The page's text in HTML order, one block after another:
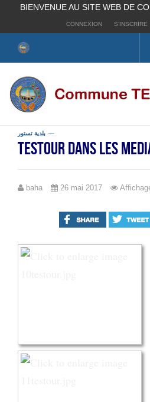
BIENVENUE AU SITE WEB
CONNEXION S’INSCRIRE
Rechercher
بلدية تستور
Testour dans les
baha 26 mai 2017